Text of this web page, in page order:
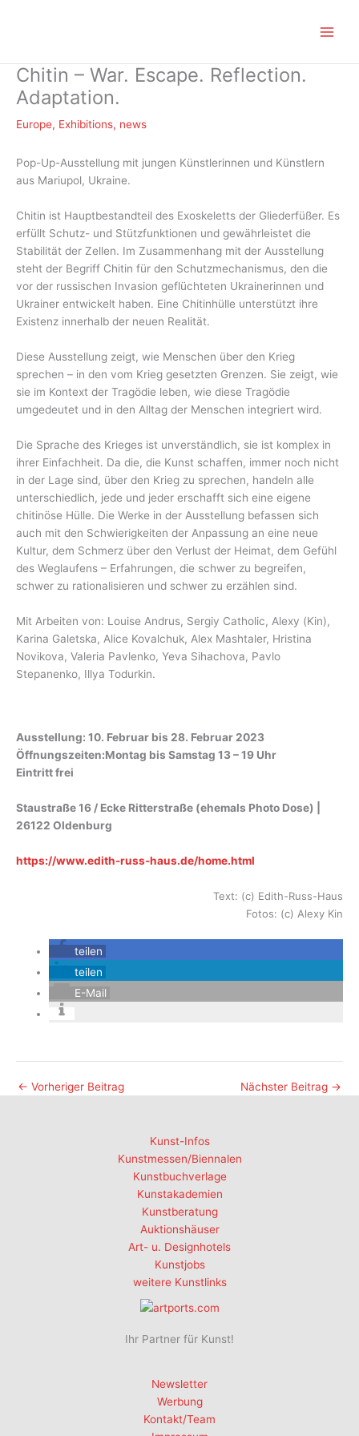
Chitin – War. Escape. Reflection.
Adaptation.
Europe, Exhibitions, news
Pop-Up-Ausstellung mit jungen Künstlerinnen und Künstlern
aus Mariupol, Ukraine.
Chitin ist Hauptbestandteil des Exoskeletts der Gliederfüßer. Es
erfüllt Schutz- und Stützfunktionen und gewährleistet die
Stabilität der Zellen. Im Zusammenhang mit der Ausstellung
steht der Begriff Chitin für den Schutzmechanismus, den die
vor der russischen Invasion geflüchteten Ukrainerinnen und
Ukrainer entwickelt haben. Eine Chitinhülle unterstützt ihre
Existenz innerhalb der neuen Realität.
Diese Ausstellung zeigt, wie Menschen über den Krieg
sprechen – in den vom Krieg gesetzten Grenzen. Sie zeigt, wie
sie im Kontext der Tragödie leben, wie diese Tragödie
umgedeutet und in den Alltag der Menschen integriert wird.
Die Sprache des Krieges ist unverständlich, sie ist komplex in
ihrer Einfachheit. Da die, die Kunst schaffen, immer noch nicht
in der Lage sind, über den Krieg zu sprechen, handeln alle
unterschiedlich, jede und jeder erschafft sich eine eigene
chitinöse Hülle. Die Werke in der Ausstellung befassen sich
auch mit den Schwierigkeiten der Anpassung an eine neue
Kultur, dem Schmerz über den Verlust der Heimat, dem Gefühl
des Weglaufens – Erfahrungen, die schwer zu begreifen,
schwer zu rationalisieren und schwer zu erzählen sind.
Mit Arbeiten von: Louise Andrus, Sergiy Catholic, Alexy (Kin),
Karina Galetska, Alice Kovalchuk, Alex Mashtaler, Hristina
Novikova, Valeria Pavlenko, Yeva Sihachova, Pavlo
Stepanenko, Illya Todurkin.
Ausstellung: 10. Februar bis 28. Februar 2023
Öffnungszeiten:Montag bis Samstag 13 – 19 Uhr
Eintritt frei
Staustraße 16 / Ecke Ritterstraße (ehemals Photo Dose) |
26122 Oldenburg
https://www.edith-russ-haus.de/home.html
Text: (c) Edith-Russ-Haus
Fotos: (c) Alexy Kin
teilen
teilen
E-Mail
← Vorheriger Beitrag Nächster Beitrag →
Kunst-Infos
Kunstmessen/Biennalen
Kunstbuchverlage
Kunstakademien
Kunstberatung
Auktionshäuser
Art- u. Designhotels
Kunstjobs
weitere Kunstlinks
Ihr Partner für Kunst!
Newsletter
Werbung
Kontakt/Team